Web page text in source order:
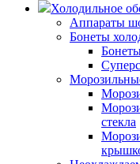
Холодильное
Аппараты
Бонеты
стекла